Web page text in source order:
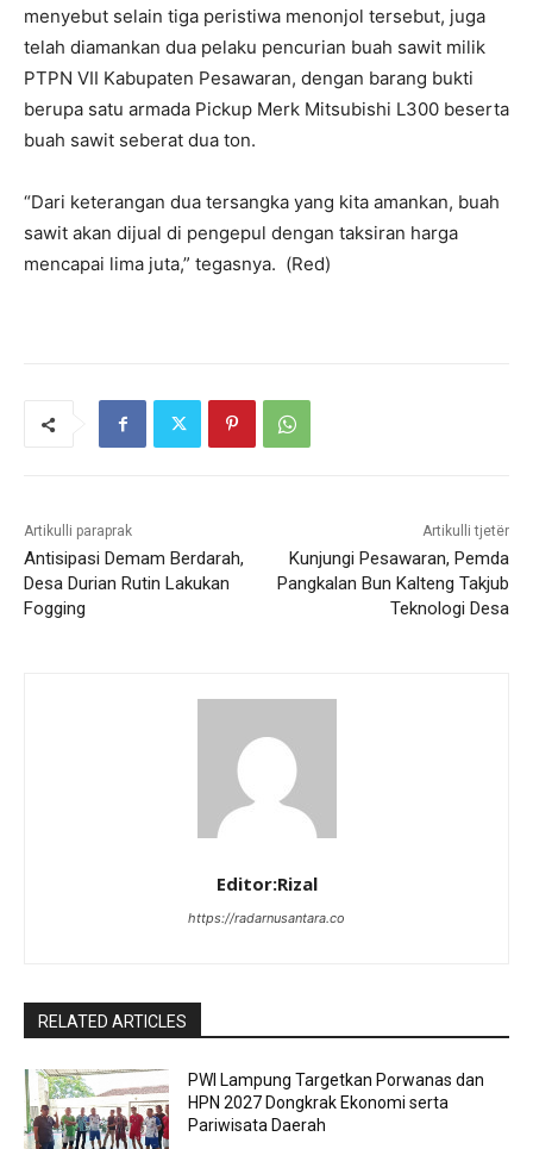
menyebut selain tiga peristiwa menonjol tersebut, juga
telah diamankan dua pelaku pencurian buah sawit milik
PTPN VII Kabupaten Pesawaran, dengan barang bukti
berupa satu armada Pickup Merk Mitsubishi L300 beserta
buah sawit seberat dua ton.
“Dari keterangan dua tersangka yang kita amankan, buah
sawit akan dijual di pengepul dengan taksiran harga
mencapai lima juta,” tegasnya. (Red)
Artikulli paraprak
Antisipasi Demam Berdarah,
Desa Durian Rutin Lakukan
Fogging
Artikulli tjetër
Kunjungi Pesawaran, Pemda
Pangkalan Bun Kalteng Takjub
Teknologi Desa
Editor:Rizal
https://radarnusantara.co
RELATED ARTICLES
PWI Lampung Targetkan Porwanas dan
HPN 2027 Dongkrak Ekonomi serta
Pariwisata Daerah